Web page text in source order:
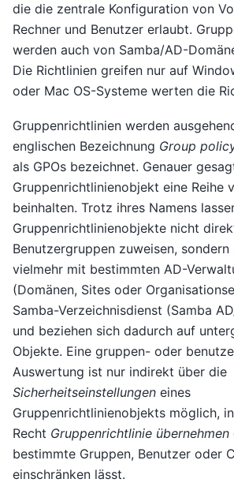
die die zentrale Konfiguration von
Rechner und Benutzer erlaubt.
werden auch von Samba/AD-
Die Richtlinien greifen nur auf
oder Mac OS-Systeme werten die
Gruppenrichtlinien werden
englischen Bezeichnung Group
als GPOs bezeichnet. Genauer
Gruppenrichtlinienobjekt eine Reihe
beinhalten. Trotz ihres Namens
Gruppenrichtlinienobjekte nicht
Benutzergruppen zuweisen, sondern
vielmehr mit bestimmten AD-
(Domänen, Sites oder
Samba-Verzeichnisdienst (Samba
und beziehen sich dadurch auf
Objekte. Eine gruppen- oder
Auswertung ist nur indirekt über die
Sicherheitseinstellungen eines
Gruppenrichtlinienobjekts möglich,
Recht Gruppenrichtlinie übernehmen
bestimmte Gruppen, Benutzer oder
einschränken lässt.